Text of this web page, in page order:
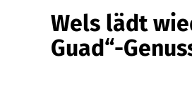
Wels lädt
Guad“-